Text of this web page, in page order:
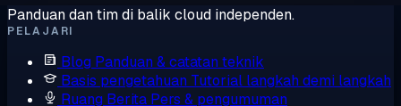
Panduan dan tim di balik cloud independen.
PELAJARI
Blog Panduan & catatan teknik
Basis pengetahuan Tutorial langkah demi langkah
Ruang Berita Pers & pengumuman